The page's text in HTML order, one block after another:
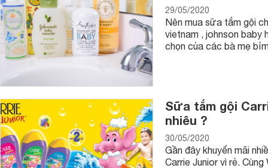
29/05/2020
Nên mua sữa tắm gội
vietnam , johnson baby
chọn của các bà mẹ
Sữa tắm gội
nhiêu ?
30/05/2020
Gần đây khuyến mãi
Carrie Junior vì rẻ.